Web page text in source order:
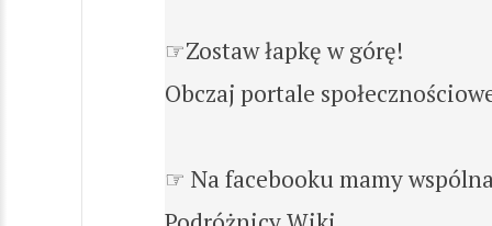
☞Zostaw łapkę w górę!
Obczaj portale
☞ Na facebooku mamy